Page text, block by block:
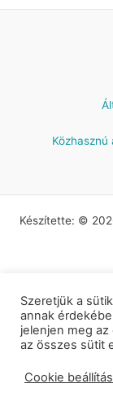
Közhasznú
Készítette: ©
Szeretjük a
annak
jelenjen meg
az összes sütit
Cookie